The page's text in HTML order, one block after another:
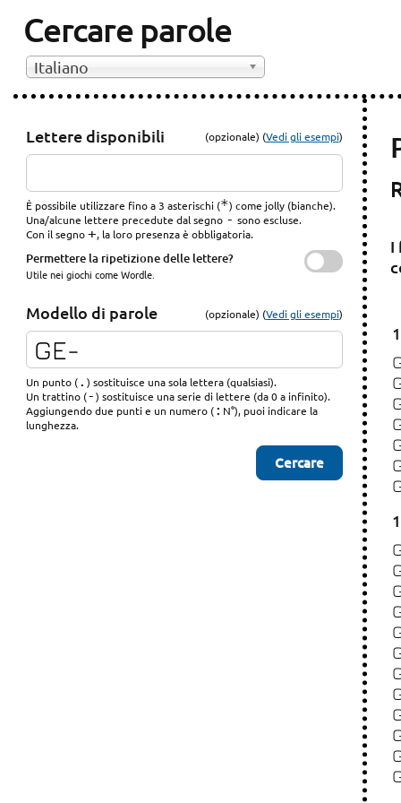
Cercare parole
Italiano
Lettere disponibili (opzionale) (Vedi gli esempi)
È possibile utilizzare fino a 3 asterischi (*) come jolly (bianche).
Una/alcune lettere precedute dal segno - sono escluse.
Con il segno+, la loro presenza è obbligatoria.
Permettere la ripetizione delle lettere?
Utile nei giochi come Wordle.
Modello di parole (opzionale) (Vedi gli esempi)
Un punto (.) sostituisce una sola lettera (qualsiasi).
Un trattino (-) sostituisce una serie di lettere (da 0 a infinito).
Aggiungendo due punti e un numero (: N°), puoi indicare la
lunghezza.
I